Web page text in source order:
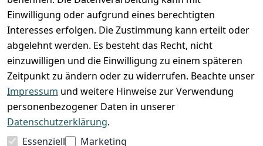
Einwilligung oder aufgrund eines berechtigten
Interesses erfolgen. Die Zustimmung kann erteilt oder
abgelehnt werden. Es besteht das Recht, nicht
einzuwilligen und die Einwilligung zu einem späteren
Zeitpunkt zu ändern oder zu widerrufen. Beachte unser
Impressum und weitere Hinweise zur Verwendung
personenbezogener Daten in unserer
Datenschutzerklärung.
Essenziell
Marketing
VORKASSE RECHNUNG